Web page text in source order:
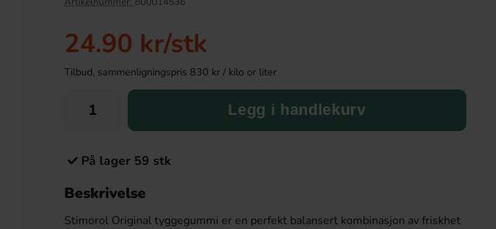
Flavor Ramen 130g
24.90 kr/stk
Tilbud, sammenligningspris 830 kr / kilo or liter
Legg i handlekurv
På lager 59 stk
Beskrivelse
Stimorol Original tyggegummi er en perfekt balansert kombinasjon av friskhet